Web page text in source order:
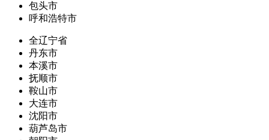
包头市
呼和浩特市
全辽宁省
丹东市
本溪市
抚顺市
鞍山市
大连市
沈阳市
葫芦岛市